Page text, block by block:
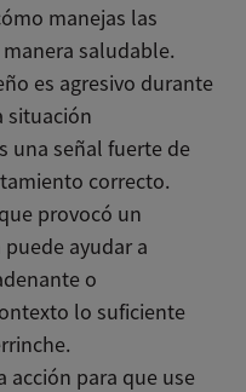
manejas las
saludable.
es agresivo durante
situación
una señal fuerte de
correcto.
provocó un
ayudar a
o
lo suficiente
acción para que use